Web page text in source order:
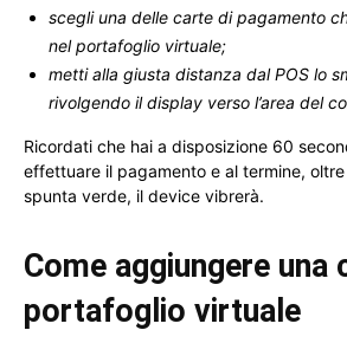
scegli una delle carte di pagamento
nel portafoglio virtuale;
metti alla giusta distanza dal POS lo
rivolgendo il display verso l’area del
Ricordati che hai a disposizione 60
effettuare il pagamento e al termine,
spunta verde, il device vibrerà.
Come aggiungere una
portafoglio virtuale